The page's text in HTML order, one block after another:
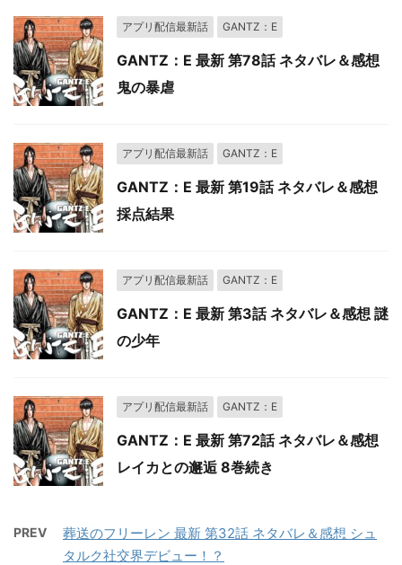
アプリ配信最新話 GANTZ：E
GANTZ：E 最新 第78話 ネタバレ＆感想
鬼の暴虐
アプリ配信最新話 GANTZ：E
GANTZ：E 最新 第19話 ネタバレ＆感想
採点結果
アプリ配信最新話 GANTZ：E
GANTZ：E 最新 第3話 ネタバレ＆感想 謎
の少年
アプリ配信最新話 GANTZ：E
GANTZ：E 最新 第72話 ネタバレ＆感想
レイカとの邂逅 8巻続き
PREV
葬送のフリーレン 最新 第32話 ネタバレ＆感想 シュ
タルク社交界デビュー！？